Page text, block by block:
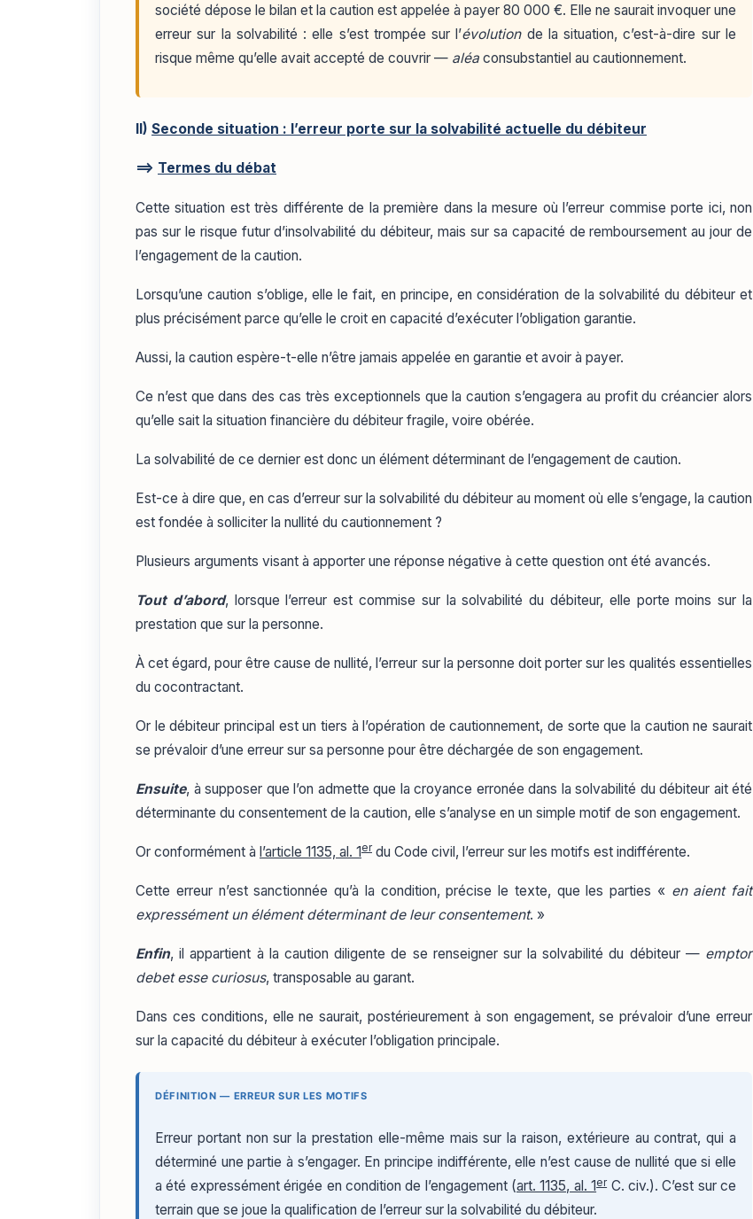
société dépose le bilan et la caution est appelée à payer 80 000 €. Elle ne saurait invoquer une
erreur sur la solvabilité : elle s’est trompée sur l’évolutionde la situation, c’est-à-dire sur le
risque même qu’elle avait accepté de couvrir — aléa consubstantiel au cautionnement.
II) Seconde situation : l’erreur porte sur la solvabilité actuelle du débiteur
==> Termes du débat
Cette situation est très différente de la première dans la mesure où l’erreur commise porte ici, non
pas sur le risque futur d’insolvabilité du débiteur, mais sur sa capacité de remboursement au jour de
l’engagement de la caution.
Lorsqu’une caution s’oblige, elle le fait, en principe, en considération de la solvabilité du débiteur et
plus précisément parce qu’elle le croit en capacité d’exécuter l’obligation garantie.
Aussi, la caution espère-t-elle n’être jamais appelée en garantie et avoir à payer.
Ce n’est que dans des cas très exceptionnels que la caution s’engagera au profit du créancier alors
qu’elle sait la situation financière du débiteur fragile, voire obérée.
La solvabilité de ce dernier est donc un élément déterminant de l’engagement de caution.
Est-ce à dire que, en cas d’erreur sur la solvabilité du débiteur au moment où elle s’engage, la caution
est fondée à solliciter la nullité du cautionnement ?
Plusieurs arguments visant à apporter une réponse négative à cette question ont été avancés.
Tout d’abord, lorsque l’erreur est commise sur la solvabilité du débiteur, elle porte moins sur la
prestation que sur la personne.
À cet égard, pour être cause de nullité, l’erreur sur la personne doit porter sur les qualités essentielles
du cocontractant.
Or le débiteur principal est un tiers à l’opération de cautionnement, de sorte que la caution ne saurait
se prévaloir d’une erreur sur sa personne pour être déchargée de son engagement.
Ensuite, à supposer que l’on admette que la croyance erronée dans la solvabilité du débiteur ait été
déterminante du consentement de la caution, elle s’analyse en un simple motif de son engagement.
Or conformément à l’article 1135, al. 1 er du Code civil, l’erreur sur les motifs est indifférente.
Cette erreur n’est sanctionnée qu’à la condition, précise le texte, que les parties « en aient fait
expressément un élément déterminant de leur consentement. »
Enfin, il appartient à la caution diligente de se renseigner sur la solvabilité du débiteur — emptor
debet esse curiosus, transposable au garant.
Dans ces conditions, elle ne saurait, postérieurement à son engagement, se prévaloir d’une erreur
sur la capacité du débiteur à exécuter l’obligation principale.
DÉFINITION — ERREUR SUR LES MOTIFS
Erreur portant non sur la prestation elle-même mais sur la raison, extérieure au contrat, qui a
déterminé une partie à s’engager. En principe indifférente, elle n’est cause de nullité que si elle
a été expressément érigée en condition de l’engagement (art. 1135, al. 1erC. civ.). C’est sur ce
terrain que se joue la qualification de l’erreur sur la solvabilité du débiteur.